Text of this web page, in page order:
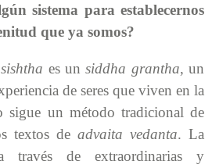
sistema para establecernos
que ya somos?
es unsiddha grantha, un
de seres que viven en la
sigue un método tradicional de
textos de advaita vedanta. La
través de extraordinarias y